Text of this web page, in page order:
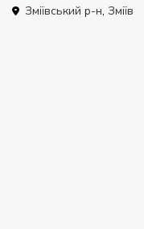
Зміївський р-н, Зміїв